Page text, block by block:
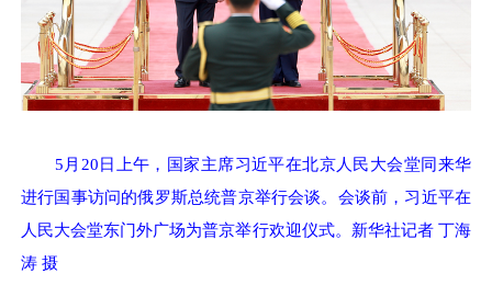
5月20日上午，国家主席习近平在北京人民大会堂同来华
进行国事访问的俄罗斯总统普京举行会谈。会谈前，习近平在
人民大会堂东门外广场为普京举行欢迎仪式。新华社记者 丁海
涛 摄